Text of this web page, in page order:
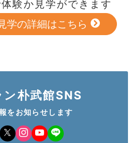
験か見学ができます
学の詳細はこちら
ン朴武館SNS
をお知らせします